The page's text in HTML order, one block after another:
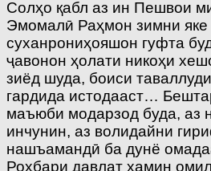
Солҳо қабл аз ин Пешвои
Эмомалӣ Раҳмон зимни яке
суханрониҳояшон гуфта
ҷавонон ҳолати никоҳи
зиёд шуда, боиси
гардида истодааст…
маъюби модарзод буда, аз
инчунин, аз волидайни
нашъамандӣ ба дунё
Роҳбари давлат ҳамин